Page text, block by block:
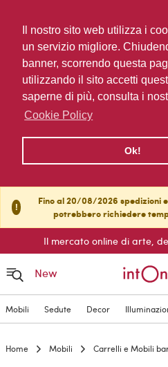
Il nostro sito web utilizza i
un servizio migliore.
banner, scorrendo questa
utilizzando il sito accetti
saperne di più, consulta i
Cookie Policy
Ok!
!
Fino al 20/08/2026 spedizioni
potrebbero richiedere
Il mercato online di arte,
New
Mobili Sedute Decor
Home Mobili Carrelli e Mobili